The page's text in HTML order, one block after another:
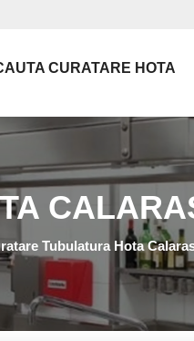
CURATARE HOTA
Tubulatura Hota